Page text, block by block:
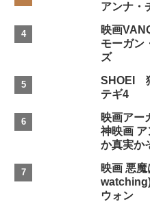
アンナ・
映画
モーガン
ズ
SHOEI
テギ4
映画ア
神映画
か真実
映画 悪
ウォン